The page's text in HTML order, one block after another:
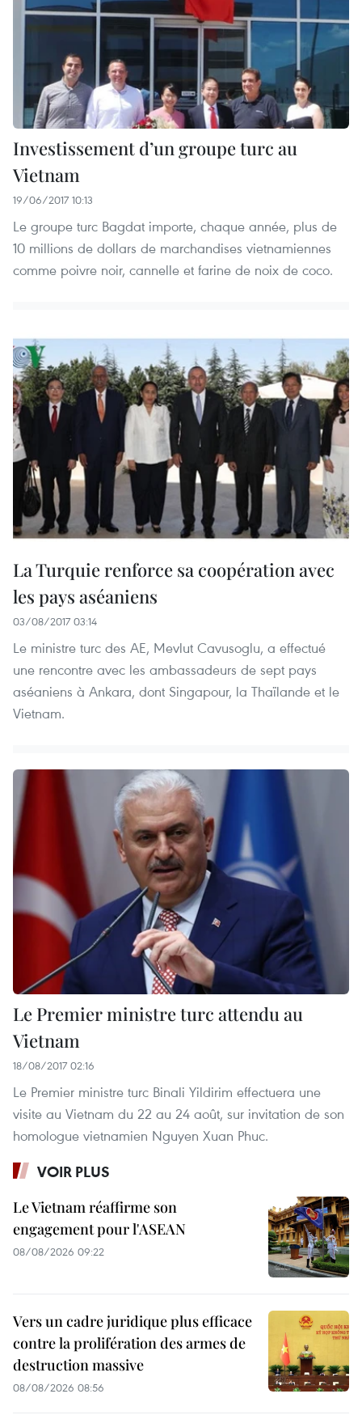
Investissement d’un groupe turc au
Vietnam
19/06/2017 10:13
Le groupe turc Bagdat importe, chaque année, plus de
10 millions de dollars de marchandises vietnamiennes
comme poivre noir, cannelle et farine de noix de coco.
La Turquie renforce sa coopération avec
les pays aséaniens
03/08/2017 03:14
Le ministre turc des AE, Mevlut Cavusoglu, a effectué
une rencontre avec les ambassadeurs de sept pays
aséaniens à Ankara, dont Singapour, la Thaïlande et le
Vietnam.
Le Premier ministre turc attendu au
Vietnam
18/08/2017 02:16
Le Premier ministre turc Binali Yildirim effectuera une
visite au Vietnam du 22 au 24 août, sur invitation de son
homologue vietnamien Nguyen Xuan Phuc.
VOIR PLUS
Le Vietnam réaffirme son
engagement pour l'ASEAN
08/08/2026 09:22
Vers un cadre juridique plus efficace
contre la prolifération des armes de
destruction massive
08/08/2026 08:56